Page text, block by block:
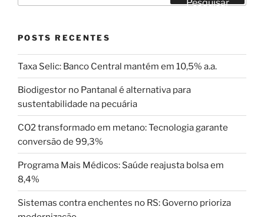
Pesquisar
POSTS RECENTES
Taxa Selic: Banco Central mantém em 10,5% a.a.
Biodigestor no Pantanal é alternativa para
sustentabilidade na pecuária
CO2 transformado em metano: Tecnologia garante
conversão de 99,3%
Programa Mais Médicos: Saúde reajusta bolsa em
8,4%
Sistemas contra enchentes no RS: Governo prioriza